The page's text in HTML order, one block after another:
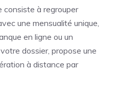
consiste à regrouper
une mensualité unique,
en ligne ou un
dossier, propose une
à distance par